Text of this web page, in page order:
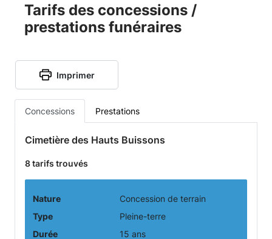
Tarifs
des
concessions
et
prestations
funéraires
-
Cimetière
Tarifs des concessions /
prestations funéraires
Concessions Prestations
Cimetière des Hauts Buissons
8 tarifs trouvés
Nature
Concession de terrain
Type
Pleine-terre
Durée
15 ans
Imprimer